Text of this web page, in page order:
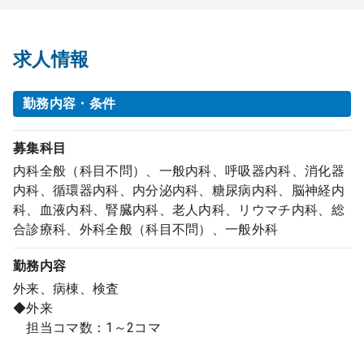
求人情報
勤務内容・条件
募集科目
内科全般（科目不問）、一般内科、呼吸器内科、消化器
内科、循環器内科、内分泌内科、糖尿病内科、脳神経内
科、血液内科、腎臓内科、老人内科、リウマチ内科、総
合診療科、外科全般（科目不問）、一般外科
勤務内容
外来、病棟、検査
◆外来
担当コマ数：1～2コマ